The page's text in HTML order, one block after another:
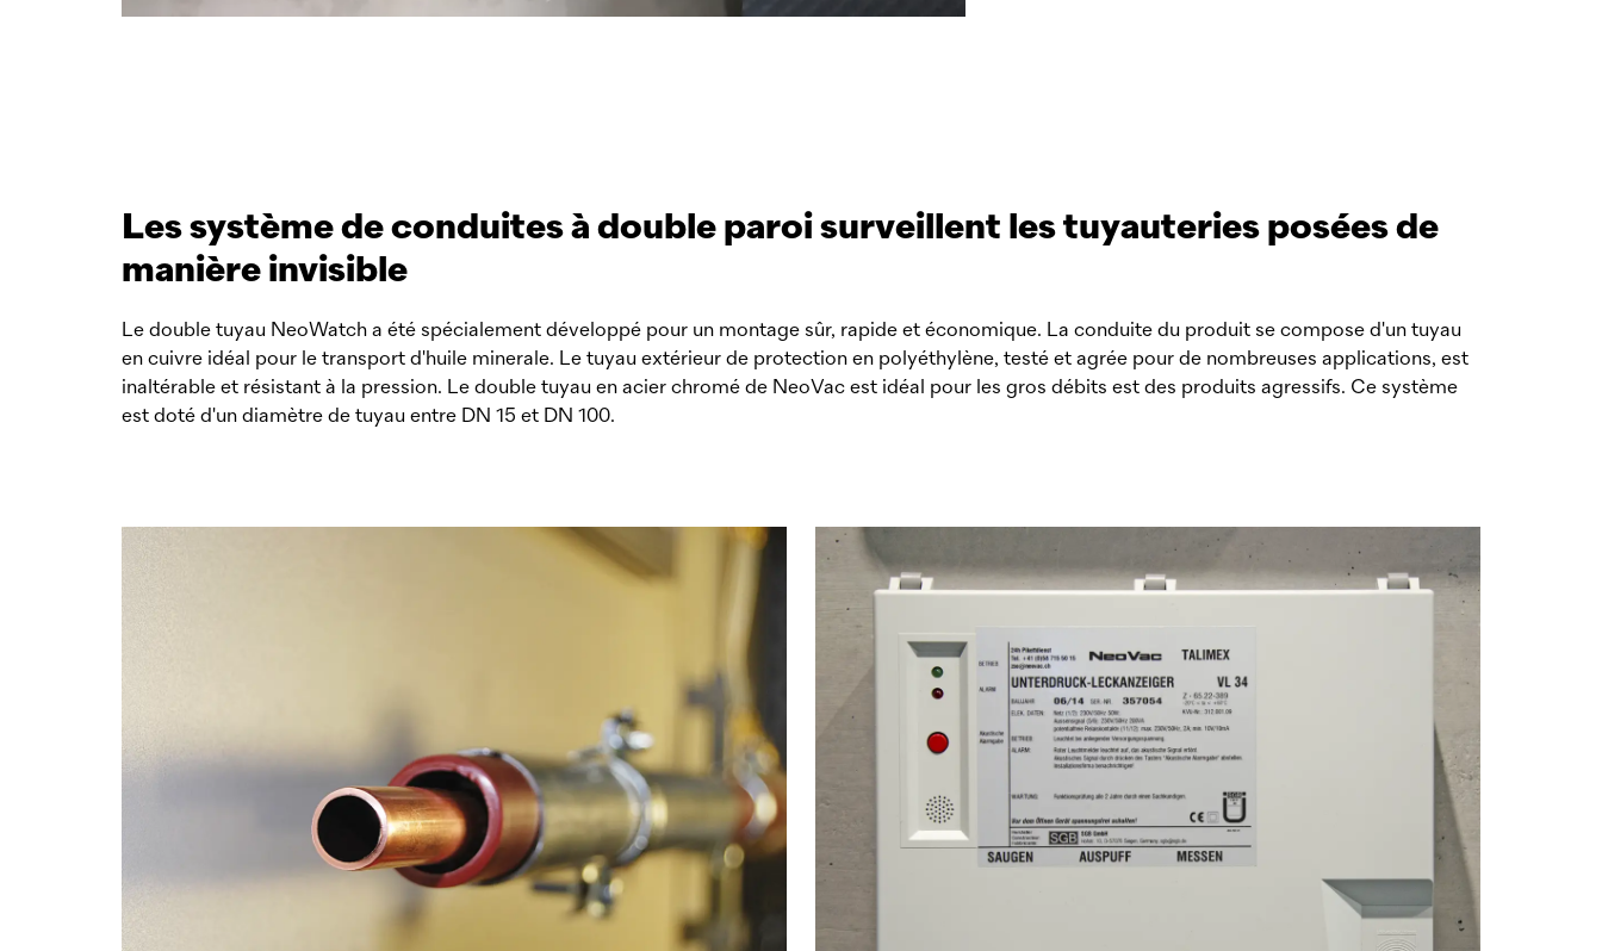
Les système de conduites à double paroi surveillent les tuyauteries posées de
manière invisible
Le double tuyau NeoWatch a été spécialement développé pour un montage sûr, rapide et économique. La conduite du produit se compose d'un tuyau
en cuivre idéal pour le transport d'huile minerale. Le tuyau extérieur de protection en polyéthylène, testé et agrée pour de nombreuses applications, est
inaltérable et résistant à la pression. Le double tuyau en acier chromé de NeoVac est idéal pour les gros débits est des produits agressifs. Ce système
est doté d'un diamètre de tuyau entre DN 15 et DN 100.